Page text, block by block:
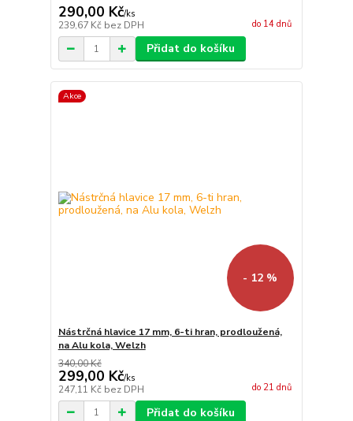
290,00 Kč/ks
239,67 Kč bez DPH do 14 dnů
Přidat do košíku
Akce
- 12 %
Nástrčná hlavice 17 mm, 6-ti hran, prodloužená,
na Alu kola, Welzh
340,00 Kč
299,00 Kč/ks
247,11 Kč bez DPH do 21 dnů
Přidat do košíku